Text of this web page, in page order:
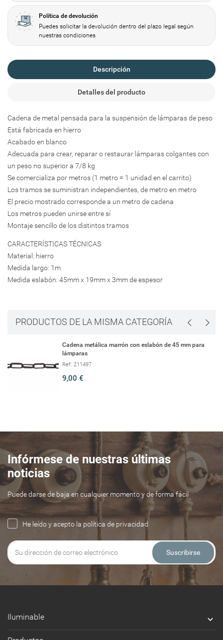
Política de devolución
Puedes solicitar la devolución dentro del plazo legal según
nuestras condiciones
Descripción
Detalles del producto
Cadena de metal pensada para la suspensión de lámparas de peso
Está fabricada en hierro
Acabado en blanco
Adecuada para crear, reparar o restaurar lámparas colgantes con
un peso no superior a 7/8 kg
Se comercializa por metros (1 metro = 1 unidad en el carrito)
Los tramos se suministran independientes, de metro en metro
El precio mostrado corresponde a un metro de cadena
Los metros pueden unirse entre sí
Montaje sencillo de los distintos tramos
CARACTERÍSTICAS TÉCNICAS
Material: hierro
Medida largo: 1m
Medida eslabón: 45mm x 19mm x 3mm de espesor
PRODUCTOS DE LA MISMA CATEGORÍA
Cadena metálica marrón con eslabón de 45 mm para
lámparas
Ref. 211497
9,00 €
Infórmese de nuestras últimas
noticias
Puede darse de baja en cualquier momento y de forma fácil
He leído y acepto la política de privacidad
Suscribirse
Iluminable 
Añadir a la lista de deseos
add_circle_outlineCreate new list
Nombre de la lista de deseos
Crear lista de deseos
Debe iniciar sesión para guardar productos en su lista de deseos.